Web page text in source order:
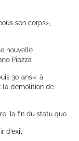
son corps»,
nouvelle
Piazza
30 ans»: à
la démolition de
la fin du statu quo
d’exil